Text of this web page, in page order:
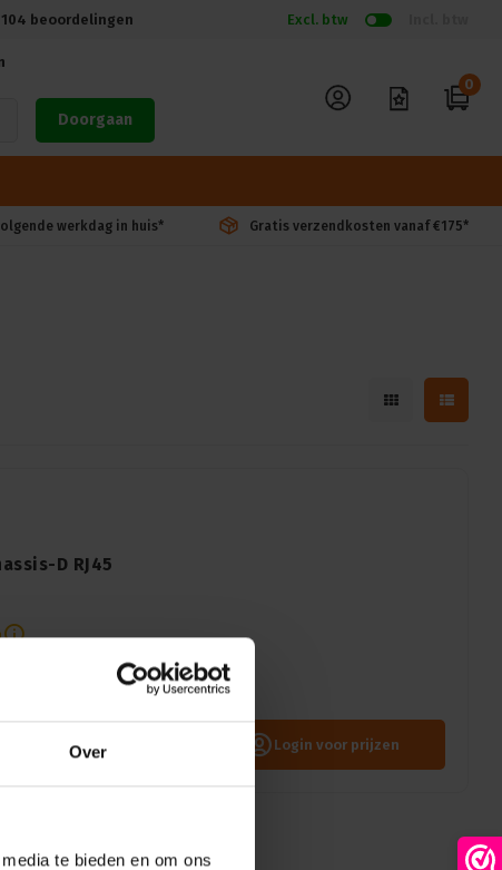
Over
te bieden en om ons
104 beoordelingen Excl. btw
Doorgaan
0
werkdag in huis* Gratis verzendkosten vanaf €175*
D RJ45
connector, disassembled
audio, video & network
Login voor prijzen